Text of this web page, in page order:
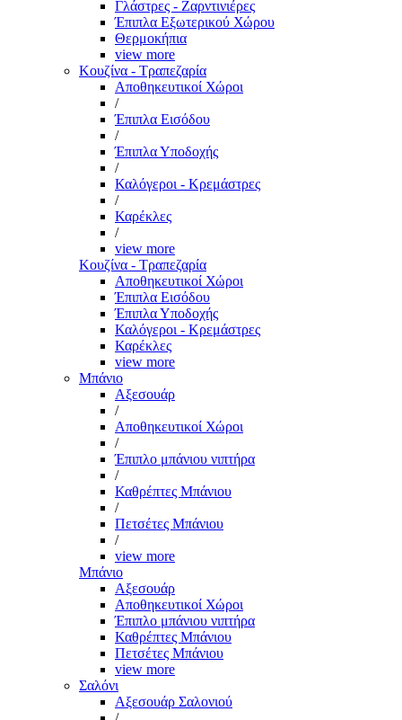
Γλάστρες - Ζαρντινιέρες
Έπιπλα Εξωτερικού Χώρου
Θερμοκήπια
view more
Κουζίνα - Τραπεζαρία
Αποθηκευτικοί Χώροι
/
Έπιπλα Εισόδου
/
Έπιπλα Υποδοχής
/
Καλόγεροι - Κρεμάστρες
/
Καρέκλες
/
view more
Κουζίνα - Τραπεζαρία
Αποθηκευτικοί Χώροι
Έπιπλα Εισόδου
Έπιπλα Υποδοχής
Καλόγεροι - Κρεμάστρες
Καρέκλες
view more
Μπάνιο
Αξεσουάρ
/
Αποθηκευτικοί Χώροι
/
Έπιπλο μπάνιου νιπτήρα
/
Καθρέπτες Μπάνιου
/
Πετσέτες Μπάνιου
/
view more
Μπάνιο
Αξεσουάρ
Αποθηκευτικοί Χώροι
Έπιπλο μπάνιου νιπτήρα
Καθρέπτες Μπάνιου
Πετσέτες Μπάνιου
view more
Σαλόνι
Αξεσουάρ Σαλονιού